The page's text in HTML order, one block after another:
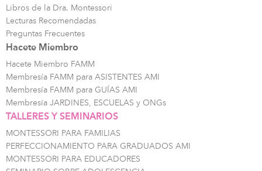
Libros de la Dra. Montessori
Lecturas Recomendadas
Preguntas Frecuentes
Hacete Miembro
Hacete Miembro FAMM
Membresía FAMM para ASISTENTES AMI
Membresía FAMM para GUÍAS AMI
Membresía JARDINES, ESCUELAS y ONGs
TALLERES Y SEMINARIOS
MONTESSORI PARA FAMILIAS
PERFECCIONAMIENTO PARA GRADUADOS AMI
MONTESSORI PARA EDUCADORES